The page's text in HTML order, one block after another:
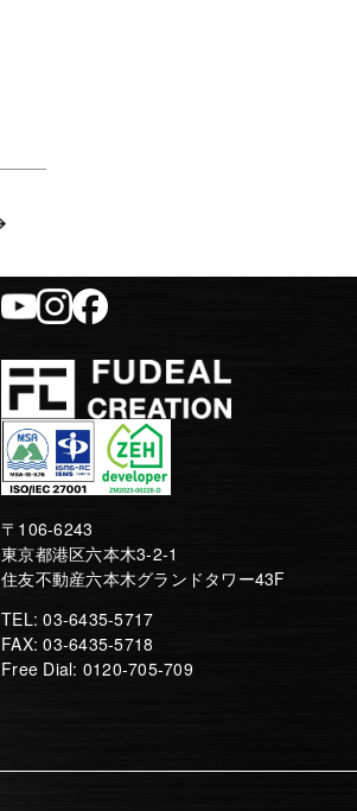
〒106-6243
東京都港区六本木3-2-1
住友不動産六本木グランドタワー43F
TEL: 03-6435-5717
FAX: 03-6435-5718
Free Dial: 0120-705-709